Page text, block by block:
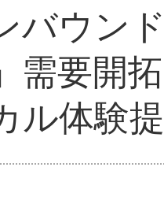
ウン
需要開
ル体験